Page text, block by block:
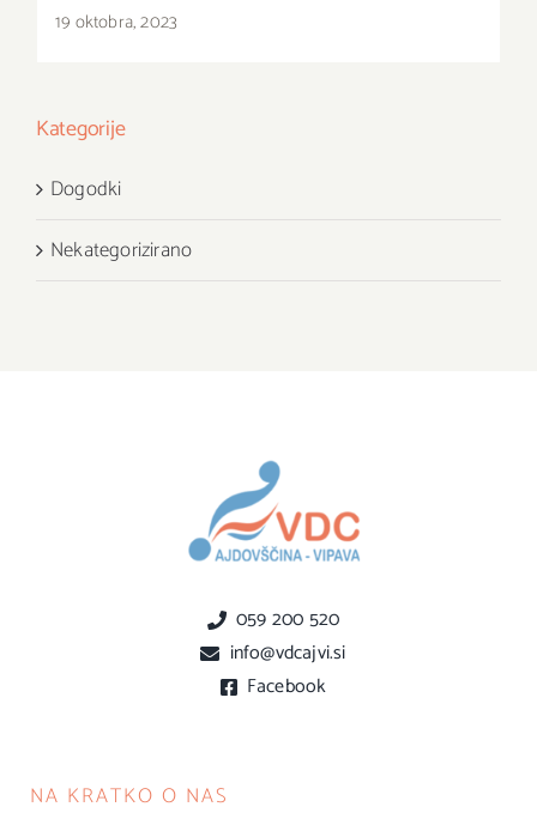
19 oktobra, 2023
Kategorije
Dogodki
Nekategorizirano
059 200 520
info@vdcajvi.si
Facebook
NA KRATKO O NAS